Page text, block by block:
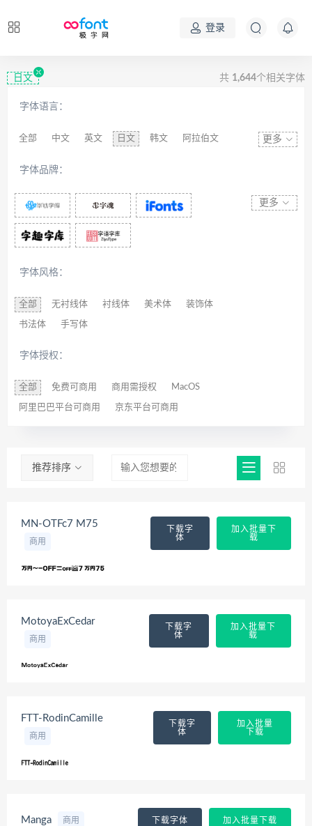
登录
日文 共 1,644个相关字体
字体语言：
全部 中文 英文 日文 韩文 阿拉伯文
拉丁文 八思巴文
更多
字体品牌：
更多
字体风格：
全部 无衬线体 衬线体 美术体 装饰体
书法体 手写体
字体授权：
全部 免费可商用 商用需授权 MacOS
阿里巴巴平台可商用 京东平台可商用
推荐排序
MN-OTFc7 M75
商用
下载字
体
加入批量下
载
MotoyaExCedar
商用
下载字
体
加入批量下
载
FTT-RodinCamille
商用
下载字
体
加入批量
下载
Manga 商用 下载字体 加入批量下载